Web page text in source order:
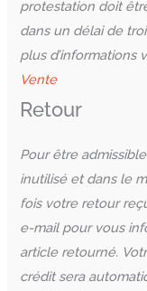
protestation doit
dans un délai de
plus d’informations
Vente
Retour
Pour être
inutilisé et dans le
fois votre retour
e-mail pour vous
article retourné.
crédit sera